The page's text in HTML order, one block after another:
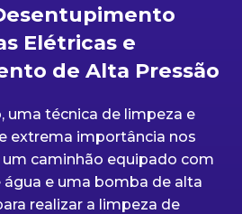
Elétricas e
de Alta Pressão
uma técnica de limpeza e
extrema importância nos
um caminhão equipado com
e uma bomba de alta
realizar a limpeza de